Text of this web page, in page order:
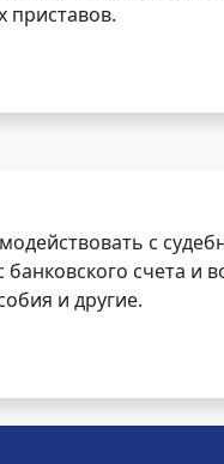
приставов.
с
счета и
и другие.